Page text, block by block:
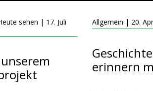
sehen | 17. Juli
Allgemein | 20.
erinnern